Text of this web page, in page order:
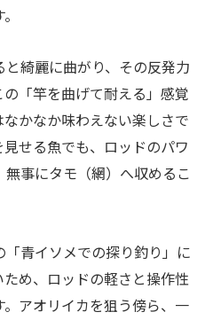
綺麗に曲がり、その反発力
「竿を曲げて耐える」感覚
かなか味わえない楽しさで
せる魚でも、ロッドのパワ
事にタモ（網）へ収めるこ
青イソメでの探り釣り」に
め、ロッドの軽さと操作性
アオリイカを狙う傍ら、一